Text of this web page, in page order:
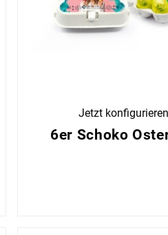
Jetzt konfigurieren
6er Schoko